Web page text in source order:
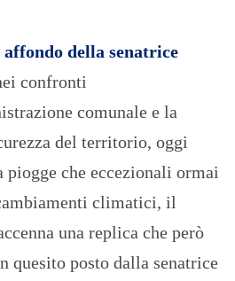
della senatrice
confronti
comunale e la
del territorio, oggi
piogge che eccezionali ormai
climatici, il
una replica che però
quesito posto dalla senatrice